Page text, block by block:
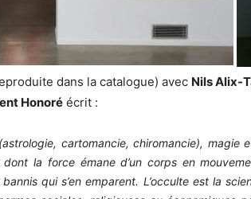
dans la catalogue) avec Nils Alix-
Honoré écrit :
cartomancie, chiromancie), magie
la force émane d’un corps en
qui s’en emparent. L’occulte est la